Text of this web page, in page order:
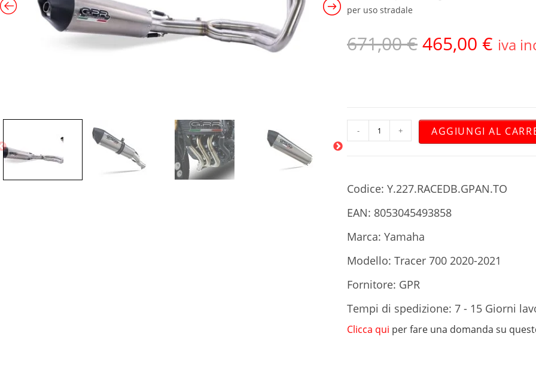
per uso stradale
671,00€465,00 € iva
- + AGGIUNGI AL
Codice: Y.227.RACEDB.GPAN.TO
EAN: 8053045493858
Marca: Yamaha
Modello: Tracer 700 2020-2021
Fornitore: GPR
Tempi di spedizione: 7 - 15 Giorni
Clicca qui per fare una domanda su